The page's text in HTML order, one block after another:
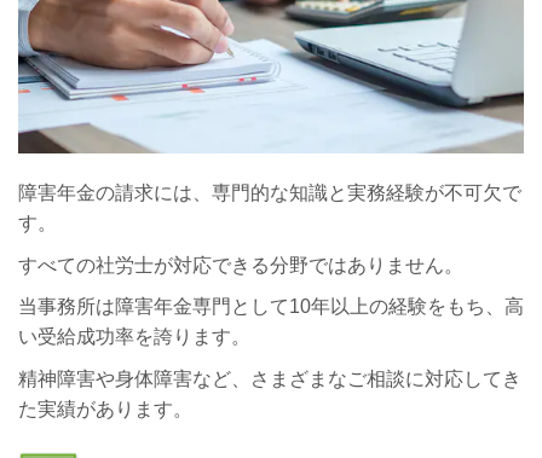
障害年金の請求には、専門的な知識と実務経験が不可欠で
す。
すべての社労士が対応できる分野ではありません。
当事務所は障害年金専門として10年以上の経験をもち、高
い受給成功率を誇ります。
精神障害や身体障害など、さまざまなご相談に対応してき
た実績があります。